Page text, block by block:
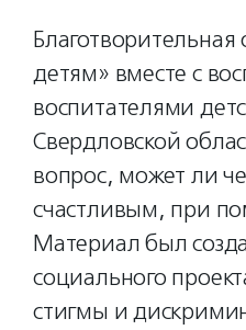
детям» вместе с
воспитателями
Свердловской
вопрос, может ли
счастливым, при
Материал был
социального
стигмы и